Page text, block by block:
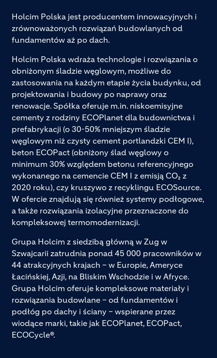
Holcim Polska jest producentem innowacyjnych i
zrównoważonych rozwiązań budowlanych od
fundamentów aż po dach.
Holcim Polska wdraża technologie i rozwiązania o
obniżonym śladzie węglowym, możliwe do
zastosowania na każdym etapie życia budynku, od
projektowania i budowy po naprawy oraz
renowacje. Spółka oferuje m.in. niskoemisyjne
cementy z rodziny ECOPlanet dla budownictwa i
prefabrykacji (o 30-50% mniejszym śladzie
węglowym niż czysty cement portlandzki CEM I),
beton ECOPact (obniżony ślad węglowy o
minimum 30% względem betonu referencyjnego
wykonanego na cemencie CEM I z emisją CO₂ z
2020 roku), czy kruszywo z recyklingu ECOSource.
W ofercie znajdują się również systemy podłogowe,
a także rozwiązania izolacyjne przeznaczone do
kompleksowej termomodernizacji.
Grupa Holcim z siedzibą główną w Zug w
Szwajcarii zatrudnia ponad 45 000 pracowników w
44 atrakcyjnych krajach – w Europie, Ameryce
Łacińskiej, Azji, na Bliskim Wschodzie i w Afryce.
Grupa Holcim oferuje kompleksowe materiały i
rozwiązania budowlane – od fundamentów i
podłóg po dachy i ściany – wspierane przez
wiodące marki, takie jak ECOPlanet, ECOPact,
ECOCycle®.